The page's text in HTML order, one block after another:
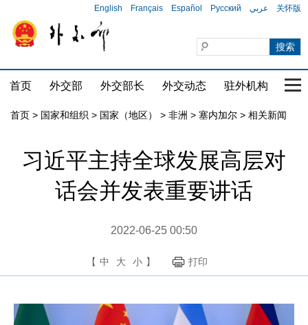
English Français Español Русский عربي 关怀版
首页 外交部 外交部长 外交动态 驻外机构 国
首页 > 国家和组织 > 国家（地区） > 非洲 > 塞内加尔 > 相关新闻
习近平主持全球发展高层对
话会并发表重要讲话
2022-06-25 00:50
【 中 大 小 】 打印